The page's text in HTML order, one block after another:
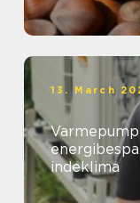
13. March
indeklima